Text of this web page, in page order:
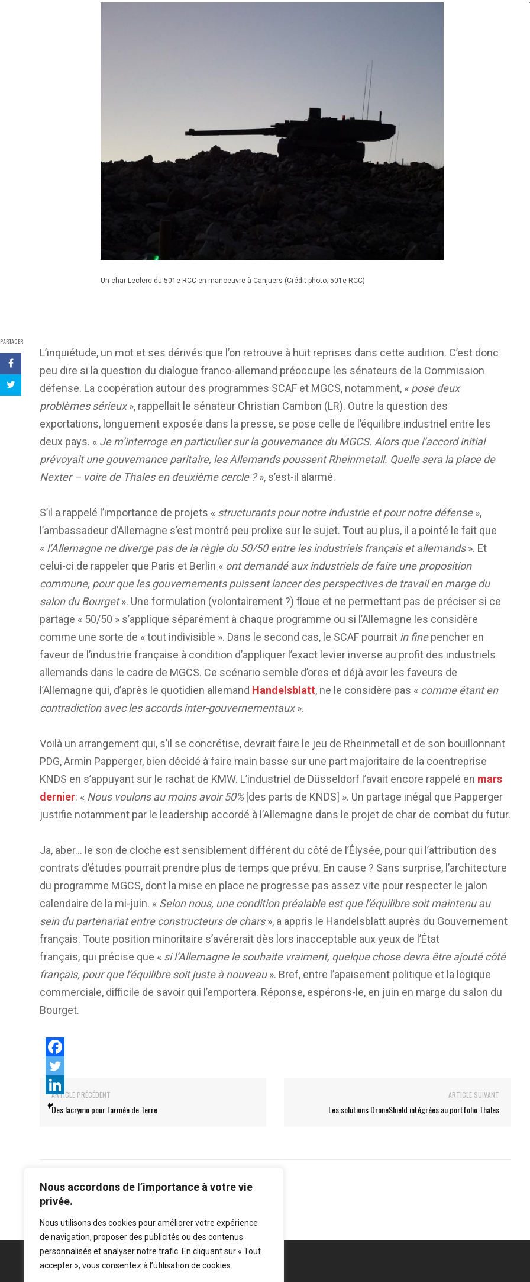
Nous accordons de l’importance à votre vie
privée.
Nous utilisons des cookies pour améliorer votre expérience
de navigation, proposer des publicités ou des contenus
personnalisés et analyser notre trafic. En cliquant sur « Tout
accepter », vous consentez à l’utilisation de cookies.
PARTAGER
Un char Leclerc du 501e RCC en manoeuvre à Canjuers (Crédit photo: 501e RCC)
L’inquiétude, un mot et ses dérivés que l’on retrouve à huit reprises dans cette audition. C’est donc
peu dire si la question du dialogue franco-allemand préoccupe les sénateurs de la Commission
défense. La coopération autour des programmes SCAF et MGCS, notamment, « pose deux
problèmes sérieux», rappellait le sénateur Christian Cambon (LR). Outre la question des
exportations, longuement exposée dans la presse, se pose celle de l’équilibre industriel entre les
deux pays. « Je m’interroge en particulier sur la gouvernance du MGCS. Alors que l’accord initial
prévoyait une gouvernance paritaire, les Allemands poussent Rheinmetall. Quelle sera la place de
Nexter – voire de Thales en deuxième cercle ?», s’est-il alarmé.
S’il a rappelé l’importance de projets « structurants pour notre industrie et pour notre défense»,
l’ambassadeur d’Allemagne s’est montré peu prolixe sur le sujet. Tout au plus, il a pointé le fait que
« l’Allemagne ne diverge pas de la règle du 50/50 entre les industriels français et allemands». Et
celui-ci de rappeler que Paris et Berlin « ont demandé aux industriels de faire une proposition
commune, pour que les gouvernements puissent lancer des perspectives de travail en marge du
salon du Bourget». Une formulation (volontairement ?) floue et ne permettant pas de préciser si ce
partage « 50/50 » s’applique séparément à chaque programme ou si l’Allemagne les considère
comme une sorte de « tout indivisible ». Dans le second cas, le SCAF pourrait in finepencher en
faveur de l’industrie française à condition d’appliquer l’exact levier inverse au profit des industriels
allemands dans le cadre de MGCS. Ce scénario semble d’ores et déjà avoir les faveurs de
l’Allemagne qui, d’après le quotidien allemand Handelsblatt, ne le considère pas « comme étant en
contradiction avec les accords inter-gouvernementaux».
Voilà un arrangement qui, s’il se concrétise, devrait faire le jeu de Rheinmetall et de son bouillonnant
PDG, Armin Papperger, bien décidé à faire main basse sur une part majoritaire de la coentreprise
KNDS en s’appuyant sur le rachat de KMW. L’industriel de Düsseldorf l’avait encore rappelé en mars
dernier: « Nous voulons au moins avoir 50%[des parts de KNDS] ». Un partage inégal que Papperger
justifie notamment par le leadership accordé à l’Allemagne dans le projet de char de combat du futur.
Ja, aber… le son de cloche est sensiblement différent du côté de l’Élysée, pour qui l’attribution des
contrats d’études pourrait prendre plus de temps que prévu. En cause ? Sans surprise, l’architecture
du programme MGCS, dont la mise en place ne progresse pas assez vite pour respecter le jalon
calendaire de la mi-juin. « Selon nous, une condition préalable est que l’équilibre soit maintenu au
sein du partenariat entre constructeurs de chars», a appris le Handelsblatt auprès du Gouvernement
français. Toute position minoritaire s’avérerait dès lors inacceptable aux yeux de l’État
français, qui précise que « si l’Allemagne le souhaite vraiment, quelque chose devra être ajouté côté
français, pour que l’équilibre soit juste à nouveau». Bref, entre l’apaisement politique et la logique
commerciale, difficile de savoir qui l’emportera. Réponse, espérons-le, en juin en marge du salon du
Bourget.
ARTICLE PRÉCÉDENT
Des lacrymo pour l'armée de Terre
ARTICLE SUIVANT
Les solutions DroneShield intégrées au portfolio Thales